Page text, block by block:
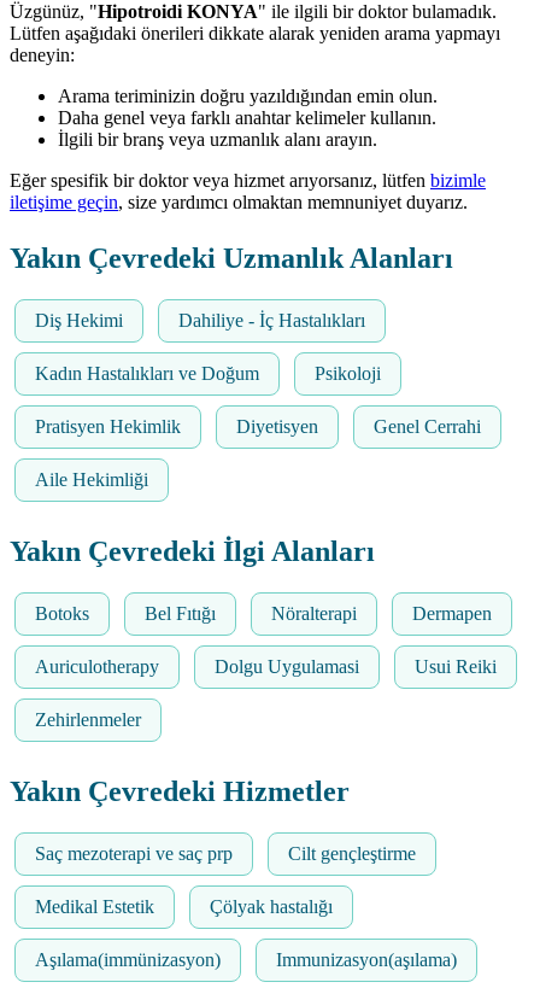
Üzgünüz, "Hipotroidi KONYA" ile ilgili bir doktor bulamadık.
Lütfen aşağıdaki önerileri dikkate alarak yeniden arama yapmayı
deneyin:
Arama teriminizin doğru yazıldığından emin olun.
Daha genel veya farklı anahtar kelimeler kullanın.
İlgili bir branş veya uzmanlık alanı arayın.
Eğer spesifik bir doktor veya hizmet arıyorsanız, lütfen bizimle
iletişime geçin, size yardımcı olmaktan memnuniyet duyarız.
Yakın Çevredeki Uzmanlık Alanları
Diş Hekimi Dahiliye - İç Hastalıkları
Kadın Hastalıkları ve Doğum Psikoloji
Pratisyen Hekimlik Diyetisyen Genel Cerrahi
Aile Hekimliği
Yakın Çevredeki İlgi Alanları
Botoks Bel Fıtığı Nöralterapi Dermapen
Auriculotherapy Dolgu Uygulamasi Usui Reiki
Zehirlenmeler
Yakın Çevredeki Hizmetler
Saç mezoterapi ve saç prp Cilt gençleştirme
Medikal Estetik Çölyak hastalığı
Aşılama(immünizasyon) Immunizasyon(aşılama)